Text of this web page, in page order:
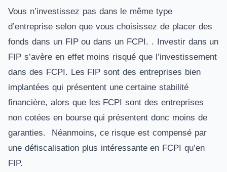
Vous n’investissez pas dans le même type
d’entreprise selon que vous choisissez de placer des
fonds dans un FIP ou dans un FCPI. . Investir dans un
FIP s’avère en effet moins risqué que l’investissement
dans des FCPI. Les FIP sont des entreprises bien
implantées qui présentent une certaine stabilité
financière, alors que les FCPI sont des entreprises
non cotées en bourse qui présentent donc moins de
garanties. Néanmoins, ce risque est compensé par
une défiscalisation plus intéressante en FCPI qu’en
FIP.